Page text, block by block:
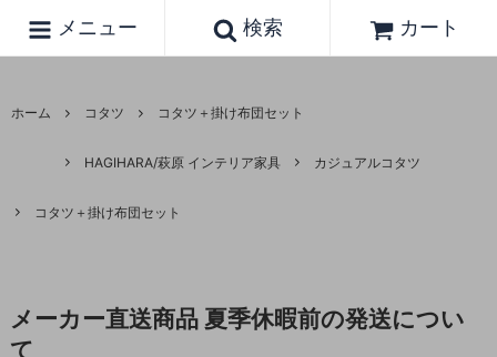
メニュー 検索 カート
ホーム コタツ コタツ＋掛け布団セット
HAGIHARA/萩原 インテリア家具 カジュアルコタツ
コタツ＋掛け布団セット
メーカー直送商品 夏季休暇前の発送につい
て